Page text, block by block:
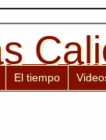
El tiempo